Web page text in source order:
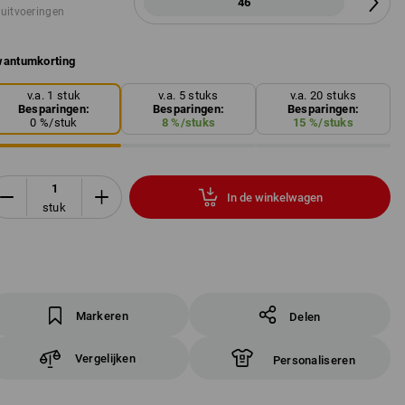
v.a. 1 stuk
Besparingen:
0 %/stuk
v.a. 5 stuks
Besparingen:
8%/stuks
v.a. 20 stuks
Besparingen:
15 %/stuks
stuk
In de winkelwagen
Markeren Delen
Vergelijken Personaliseren